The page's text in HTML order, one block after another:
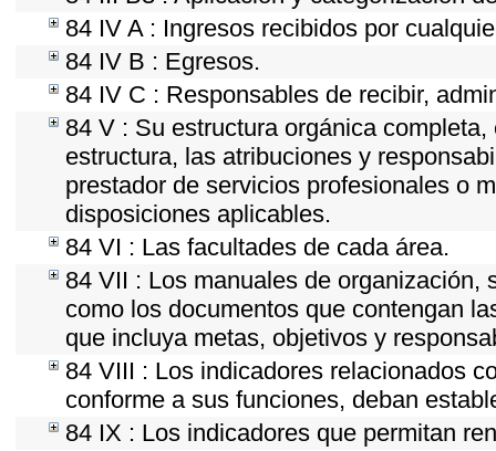
84 IV A : Ingresos recibidos por
84 IV B : Egresos.
84 IV C : Responsables de recibir,
84 V : Su estructura orgánica
estructura, las atribuciones y
prestador de servicios profesionales o
disposiciones aplicables.
84 VI : Las facultades de cada área.
84 VII : Los manuales de
como los documentos que contengan
que incluya metas, objetivos y
84 VIII : Los indicadores relacionados
conforme a sus funciones, deban
84 IX : Los indicadores que permitan